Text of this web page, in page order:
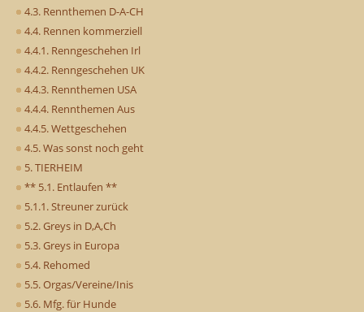
4.3. Rennthemen D-A-CH
4.4. Rennen kommerziell
4.4.1. Renngeschehen Irl
4.4.2. Renngeschehen UK
4.4.3. Rennthemen USA
4.4.4. Rennthemen Aus
4.4.5. Wettgeschehen
4.5. Was sonst noch geht
5. TIERHEIM
** 5.1. Entlaufen **
5.1.1. Streuner zurück
5.2. Greys in D,A,Ch
5.3. Greys in Europa
5.4. Rehomed
5.5. Orgas/Vereine/Inis
5.6. Mfg. für Hunde